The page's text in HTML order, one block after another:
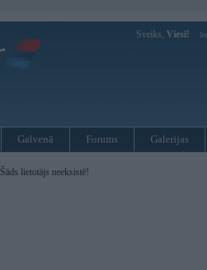
Sveiks, Viesi!
Galvenā Forums Galerijas
Šāds lietotājs neeksistē!